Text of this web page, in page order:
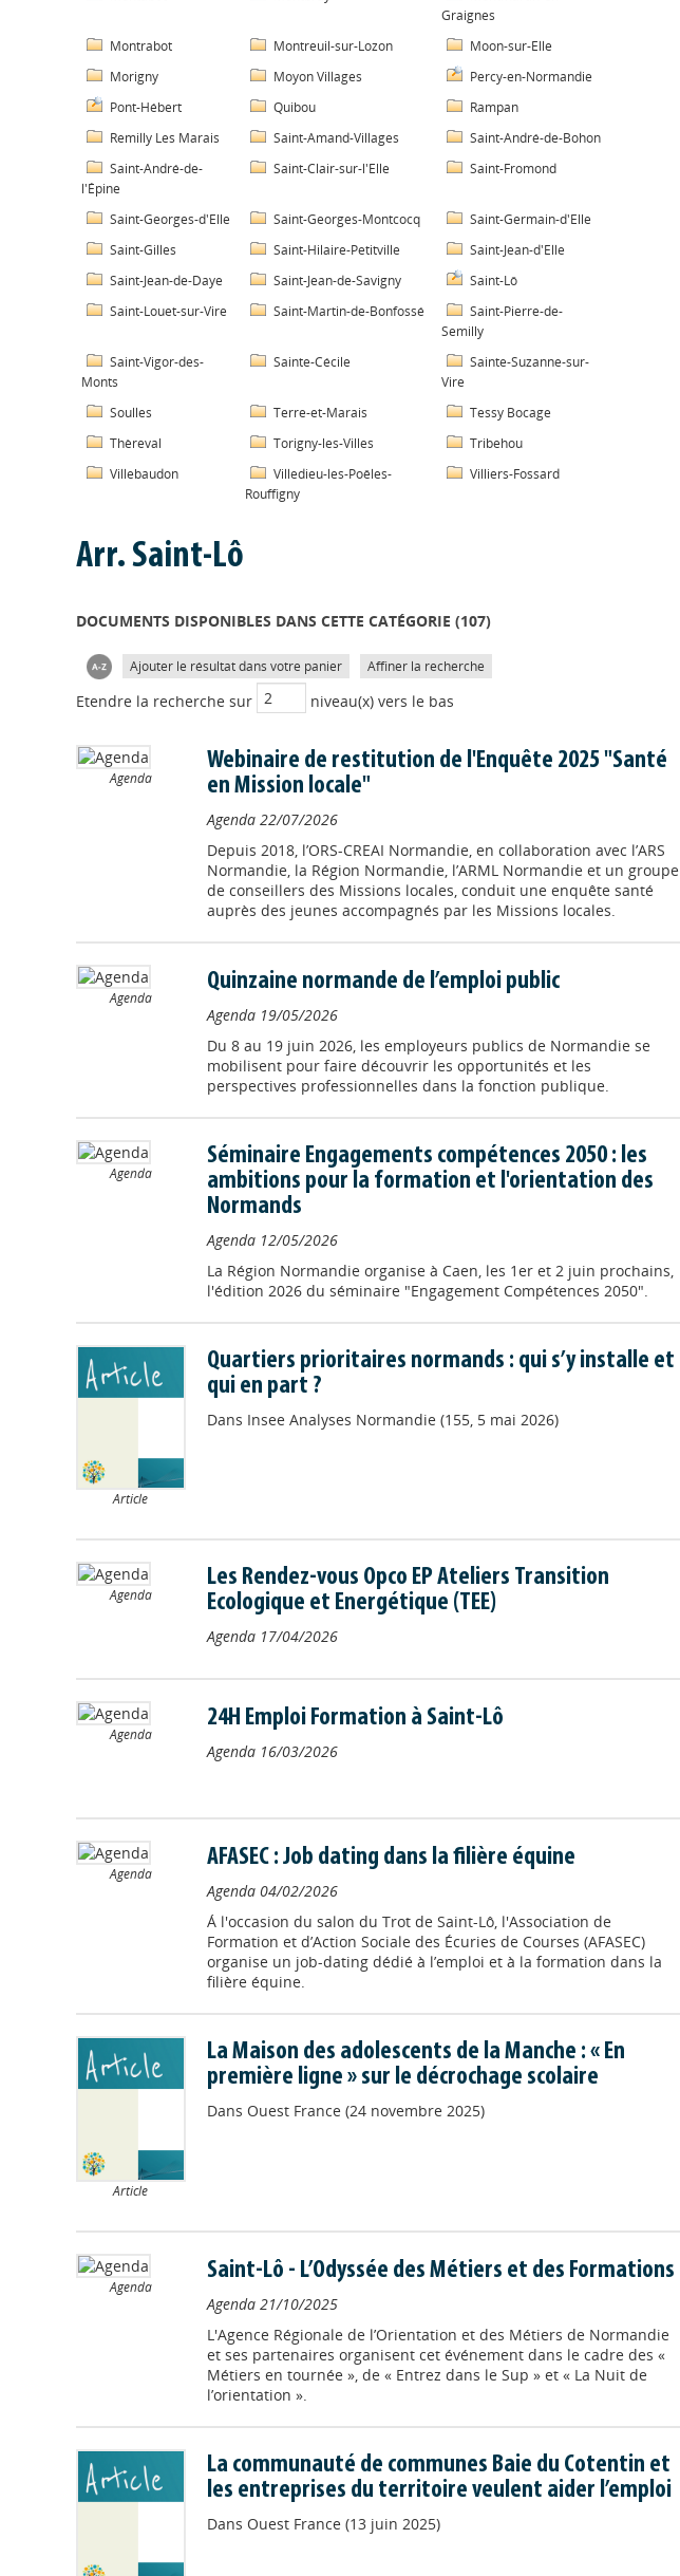
Graignes
Montrabot
Montreuil-sur-Lozon
Moon-sur-Elle
Morigny
Moyon Villages
Percy-en-Normandie
Pont-Hébert
Quibou
Rampan
Remilly Les Marais
Saint-Amand-Villages
Saint-André-de-Bohon
Saint-André-de-
l'Épine
Saint-Clair-sur-l'Elle Saint-Fromond
Saint-Georges-d'Elle Saint-Georges-Montcocq
Saint-Germain-d'Elle
Saint-Gilles
Saint-Hilaire-Petitville
Saint-Jean-d'Elle
Saint-Jean-de-Daye
Saint-Jean-de-Savigny
Saint-Lô
Saint-Louet-sur-Vire
Saint-Martin-de-Bonfossé
Saint-Pierre-de-
Semilly
Saint-Vigor-des-
Monts
Sainte-Cécile
Sainte-Suzanne-sur-
Vire
Soulles
Terre-et-Marais
Tessy Bocage
Thèreval
Torigny-les-Villes
Tribehou
Villebaudon
Villedieu-les-Poêles-
Rouffigny
Villiers-Fossard
Arr. Saint-Lô
DOCUMENTS DISPONIBLES DANS CETTE CATÉGORIE (107)
Ajouter le résultat dans votre panier Affiner la recherche
Etendre la recherche sur niveau(x) vers le bas
Agenda
Webinaire de restitution de l'Enquête 2025 "Santé
en Mission locale"
Agenda 22/07/2026
Depuis 2018, l’ORS-CREAI Normandie, en collaboration avec l’ARS
Normandie, la Région Normandie, l’ARML Normandie et un groupe
de conseillers des Missions locales, conduit une enquête santé
auprès des jeunes accompagnés par les Missions locales.
Agenda
Quinzaine normande de l’emploi public
Agenda 19/05/2026
Du 8 au 19 juin 2026, les employeurs publics de Normandie se
mobilisent pour faire découvrir les opportunités et les
perspectives professionnelles dans la fonction publique.
Agenda
Séminaire Engagements compétences 2050 : les
ambitions pour la formation et l'orientation des
Normands
Agenda 12/05/2026
La Région Normandie organise à Caen, les 1er et 2 juin prochains,
l'édition 2026 du séminaire "Engagement Compétences 2050".
Article
Quartiers prioritaires normands : qui s’y installe et
qui en part ?
Dans Insee Analyses Normandie (155, 5 mai 2026)
Agenda
Les Rendez-vous Opco EP Ateliers Transition
Ecologique et Energétique (TEE)
Agenda 17/04/2026
Agenda
24H Emploi Formation à Saint-Lô
Agenda 16/03/2026
Agenda
AFASEC : Job dating dans la filière équine
Agenda 04/02/2026
Á l'occasion du salon du Trot de Saint-Lô, l'Association de
Formation et d’Action Sociale des Écuries de Courses (AFASEC)
organise un job-dating dédié à l’emploi et à la formation dans la
filière équine.
Article
La Maison des adolescents de la Manche : « En
première ligne » sur le décrochage scolaire
Dans Ouest France (24 novembre 2025)
Agenda
Saint-Lô - L’Odyssée des Métiers et des Formations
Agenda 21/10/2025
L'Agence Régionale de l’Orientation et des Métiers de Normandie
et ses partenaires organisent cet événement dans le cadre des «
Métiers en tournée », de « Entrez dans le Sup » et « La Nuit de
l’orientation ».
La communauté de communes Baie du Cotentin et
les entreprises du territoire veulent aider l’emploi
Dans Ouest France (13 juin 2025)